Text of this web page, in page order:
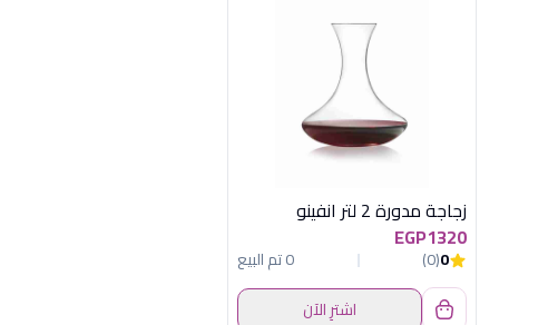
زجاجة مدورة 2 لتر انفينو
EGP1320
0
(0)
0 تم البيع
اشترِ الآن